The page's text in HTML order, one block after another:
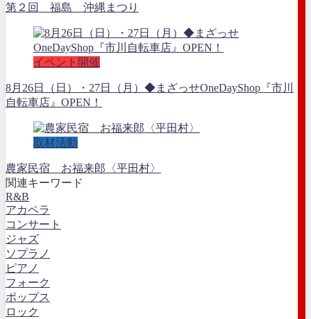
第２回 福島 沖縄まつり
イベント開催
8月26日（日）・27日（月）◆まざっせOneDayShop『市川
自転車店』OPEN！
取材活動
農家民宿 お福来郎〈平田村〉
関連キーワード
R&B
アカペラ
コンサート
ジャズ
ソプラノ
ピアノ
フォーク
ポップス
ロック